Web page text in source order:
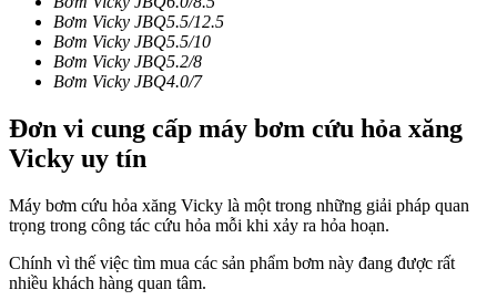
Bơm Vicky JBQ5.5/12.5
Bơm Vicky JBQ5.5/10
Bơm Vicky JBQ5.2/8
Bơm Vicky JBQ4.0/7
Đơn vi cung cấp máy bơm cứu hỏa xăng
Vicky uy tín
Máy bơm cứu hỏa xăng Vicky là một trong những giải pháp quan
trọng trong công tác cứu hỏa mỗi khi xảy ra hỏa hoạn.
Chính vì thế việc tìm mua các sản phẩm bơm này đang được rất
nhiều khách hàng quan tâm.